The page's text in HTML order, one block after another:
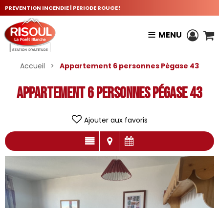
PREVENTION INCENDIE | PERIODE ROUGE !
MENU
Accueil > Appartement 6 personnes Pégase 43
Appartement 6 personnes Pégase 43
Ajouter aux favoris